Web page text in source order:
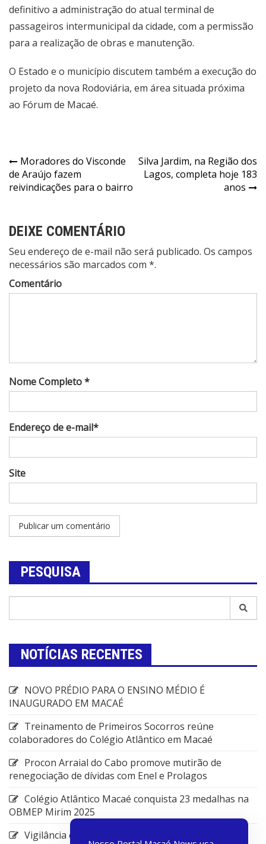
definitivo a administração do atual terminal de
passageiros intermunicipal da cidade, com a permissão
para a realização de obras e manutenção.
O Estado e o município discutem também a execução do
projeto da nova Rodoviária, em área situada próxima
ao Fórum de Macaé.
Moradores do Visconde
de Araújo fazem
reivindicações para o bairro
Silva Jardim, na Região dos
Lagos, completa hoje 183
anos
DEIXE COMENTÁRIO
Seu endereço de e-mail não será publicado. Os campos
necessários são marcados com *.
Comentário
Nome Completo *
Endereço de e-mail*
Site
PESQUISA
NOTÍCIAS RECENTES
NOVO PRÉDIO PARA O ENSINO MÉDIO É
INAUGURADO EM MACAÉ
Treinamento de Primeiros Socorros reúne
colaboradores do Colégio Atlântico em Macaé
Procon Arraial do Cabo promove mutirão de
renegociação de dívidas com Enel e Prolagos
Colégio Atlântico Macaé conquista 23 medalhas na
OBMEP Mirim 2025
Vigilância em Saúde de Rio das Ostras promove